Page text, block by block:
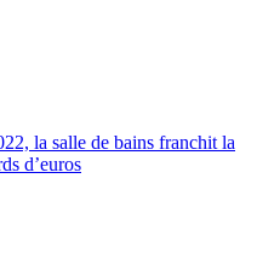
la salle de bains franchit la
d’euros